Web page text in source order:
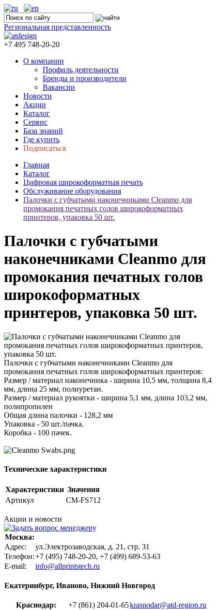
Региональная представленность
+7 495 748-20-20
О компании
Профиль деятельности
Бренды и производители
Вакансии
Новости
Акции
Каталог
Сервис
База знаний
Где купить
Подписаться
Главная
Каталог
Цифровая широкоформатная печать
Обслуживание оборудования
Палочки с губчатыми наконечниками Cleanmo для
промокания печатных голов широкоформатных
принтеров, упаковка 50 шт.
Палочки с губчатыми
наконечниками Cleanmo для
промокания печатных голов
широкоформатных
принтеров, упаковка 50 шт.
Палочки с губчатыми наконечниками Cleanmo для
промокания печатных голов широкоформатных принтеров:
Размер / материал наконечника - ширина 10,5 мм, толщина 8,4
мм, длина 25 мм, полиуретан.
Размер / материал рукоятки - ширина 5,1 мм, длина 103,2 мм,
полипропилен
Общая длина палочки - 128,2 мм
Упаковка - 50 шт./пачка.
Коробка - 100 пачек.
Технические характеристики
Характеристики Значения
Артикул
CM-FS712
Акции и новости
Москва:
Адрес:
ул.Электрозаводская, д. 21, стр. 31
Телефон:+7 (495) 748-20-20, +7 (499) 689-53-63
Е-mail:
info@allprintstech.ru
Екатеринбург, Иваново, Нижний Новгород
Краснодар: +7 (861) 204-01-65krasnodar@atd-region.ru